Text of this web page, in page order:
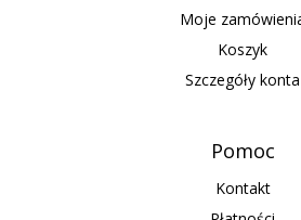
Moje
Koszyk
Szczegóły konta
Pomoc
Kontakt